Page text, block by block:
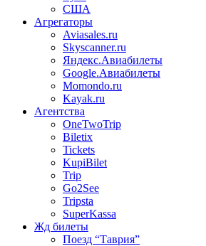
США
Агрегаторы
Aviasales.ru
Skyscanner.ru
Яндекс.Авиабилеты
Google.Авиабилеты
Momondo.ru
Kayak.ru
Агентства
OneTwoTrip
Biletix
Tickets
KupiBilet
Trip
Go2See
Tripsta
SuperKassa
Жд билеты
Поезд “Таврия”